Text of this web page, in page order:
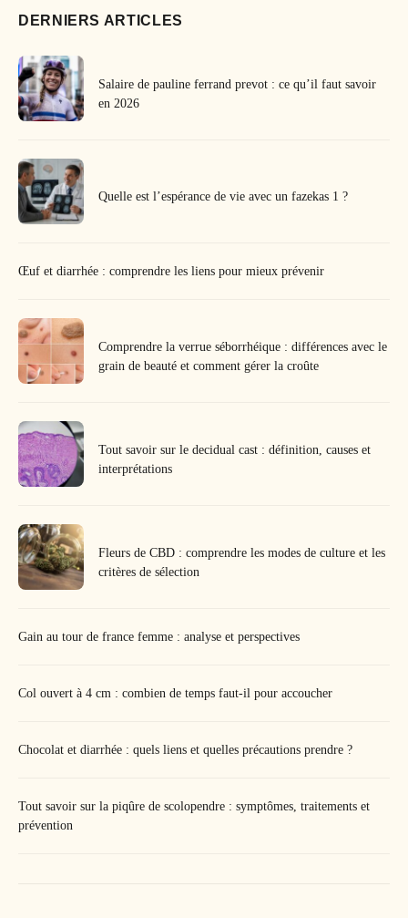
DERNIERS ARTICLES
Salaire de pauline ferrand prevot : ce qu’il faut savoir
en 2026
Quelle est l’espérance de vie avec un fazekas 1 ?
Œuf et diarrhée : comprendre les liens pour mieux prévenir
Comprendre la verrue séborrhéique : différences avec le
grain de beauté et comment gérer la croûte
Tout savoir sur le decidual cast : définition, causes et
interprétations
Fleurs de CBD : comprendre les modes de culture et les
critères de sélection
Gain au tour de france femme : analyse et perspectives
Col ouvert à 4 cm : combien de temps faut-il pour accoucher
Chocolat et diarrhée : quels liens et quelles précautions prendre ?
Tout savoir sur la piqûre de scolopendre : symptômes, traitements et
prévention